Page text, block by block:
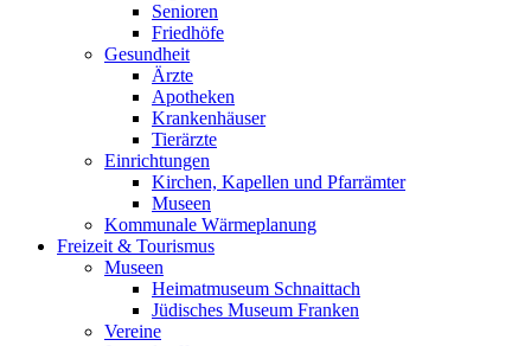
Senioren
Friedhöfe
Gesundheit
Ärzte
Apotheken
Krankenhäuser
Tierärzte
Einrichtungen
Kirchen, Kapellen und Pfarrämter
Museen
Kommunale Wärmeplanung
Freizeit & Tourismus
Museen
Heimatmuseum Schnaittach
Jüdisches Museum Franken
Vereine